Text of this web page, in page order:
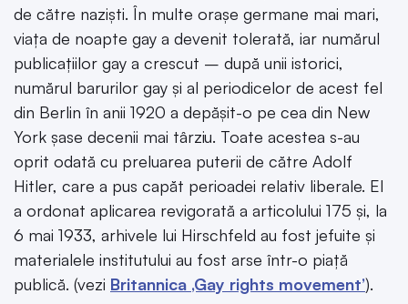
de către naziști. În multe orașe germane mai mari,
viața de noapte gay a devenit tolerată, iar numărul
publicațiilor gay a crescut – după unii istorici,
numărul barurilor gay și al periodicelor de acest fel
din Berlin în anii 1920 a depășit-o pe cea din New
York șase decenii mai târziu. Toate acestea s-au
oprit odată cu preluarea puterii de către Adolf
Hitler, care a pus capăt perioadei relativ liberale. El
a ordonat aplicarea revigorată a articolului 175 și, la
6 mai 1933, arhivele lui Hirschfeld au fost jefuite și
materialele institutului au fost arse într-o piață
publică. (vezi Britannica ‚Gay rights movement’).